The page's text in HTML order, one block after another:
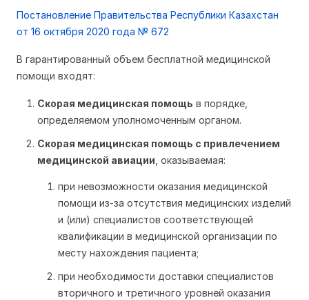
Постановление Правительства Республики Казахстан
от 16 октября 2020 года № 672
В гарантированный объем бесплатной медицинской
помощи входят:
Скорая медицинская помощь в порядке,
определяемом уполномоченным органом.
Скорая медицинская помощь с привлечением
медицинской авиации , оказываемая:
при невозможности оказания медицинской
помощи из-за отсутствия медицинских изделий
и (или) специалистов соответствующей
квалификации в медицинской организации по
месту нахождения пациента;
при необходимости доставки специалистов
вторичного и третичного уровней оказания